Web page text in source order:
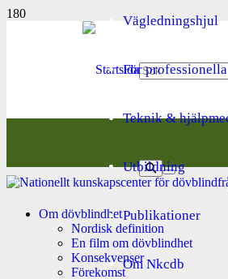
Vägledningshjul
För professionella
Teknik &
Utbildning
Publikationer
Om Nkcdb
Om dövblindhet
Nordisk definition
En film om dövblindhet
Konsekvenser
Förekomst